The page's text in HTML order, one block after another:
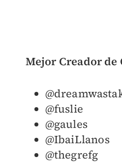
Mejor Creador de
@fuslie
@gaules
@IbaiLlanos
@thegrefg